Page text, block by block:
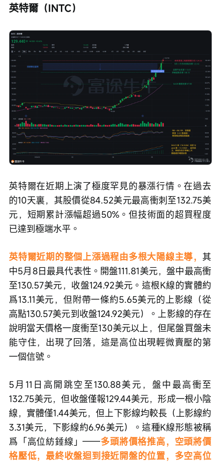
英特爾（INTC）
英特爾在近期上演了極度罕見的暴漲行情。在過去
的10天裏，其股價從84.52美元最高衝刺至132.75美
元，短期累計漲幅超過50%。但技術面的超買程度
已達到極端水平。
英特爾近期的整個上漲過程由多根大陽線主導， 其
中5月8日最具代表性。開盤111.81美元，盤中最高衝
至130.57美元，收盤124.92美元。這根K線的實體約
爲13.11美元，但附帶一條約5.65美元的上影線（從
高點130.57美元到收盤124.92美元）。上影線的存在
說明當天價格一度衝至130美元以上，但尾盤買盤未
能守住，出現了回落，這是高位出現輕微賣壓的第
一個信號。
5月11日高開跳空至130.88美元，盤中最高衝至
132.75美元，但收盤僅報129.44美元，形成一根小陰
線，實體僅1.44美元，但上下影線均較長（上影線約
3.31美元，下影線約6.96美元）。這種K線形態被稱
爲「高位紡錘線」——多頭將價格推高，空頭將價
格壓低，最終收盤迴到接近開盤的位置，多空高位